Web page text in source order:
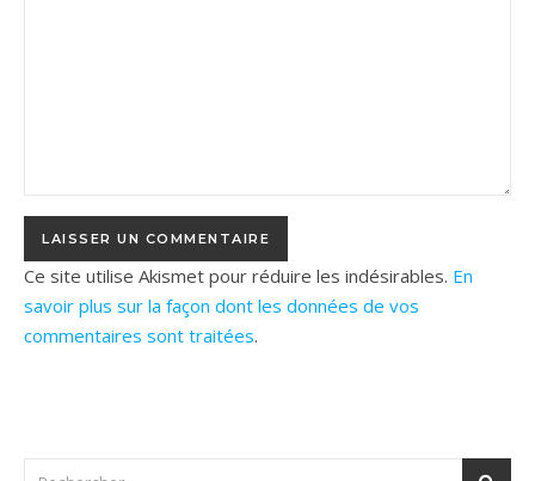
Ce site utilise Akismet pour réduire les indésirables. En
savoir plus sur la façon dont les données de vos
commentaires sont traitées.